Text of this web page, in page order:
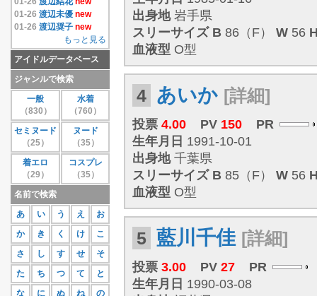
27位蛯原天
4.33
28位和葉みれい
4.33
栗原みさ
4.33
30位末永みゆ
4.33
もっと見る
16位麻倉みな
171
17位上原真央
155
島本里沙
152
19位團遥香
147
20位安西かな
131
21位 芦田実沙寿
22位鮎川穂乃果
126
23位手束真知子
124
24位伊達あい
123
25位大崎由希
115
26位鈴木あきえ
115
27位蒼井さや
111
28位紗那
109
29位相原美咲
107
30位桜庭あつこ
もっと見る
01-26 渡辺未優 new
01-26 渡辺奨子 new
もっと見る
アイドルデータベース
ジャンルで検索
一般
（830）
水着
（760）
セミヌード
（25）
ヌード
（35）
着エロ
（29）
コスプレ
（35）
名前で検索
あ
い う え
お
か
き く け
こ
さ
し す せ
そ
た
ち つ て
と
な
に ぬ ね
の
出身地岩手県
スリーサイズ B 86（F） W 56
血液型 O型
4 あいか [詳細]
投票 4.00 PV 150
PR
生年月日 1991-10-01
出身地千葉県
スリーサイズ B 85（F） W 56
血液型 O型
5 藍川千佳 [詳細]
投票 3.00 PV 27
PR
生年月日 1990-03-08